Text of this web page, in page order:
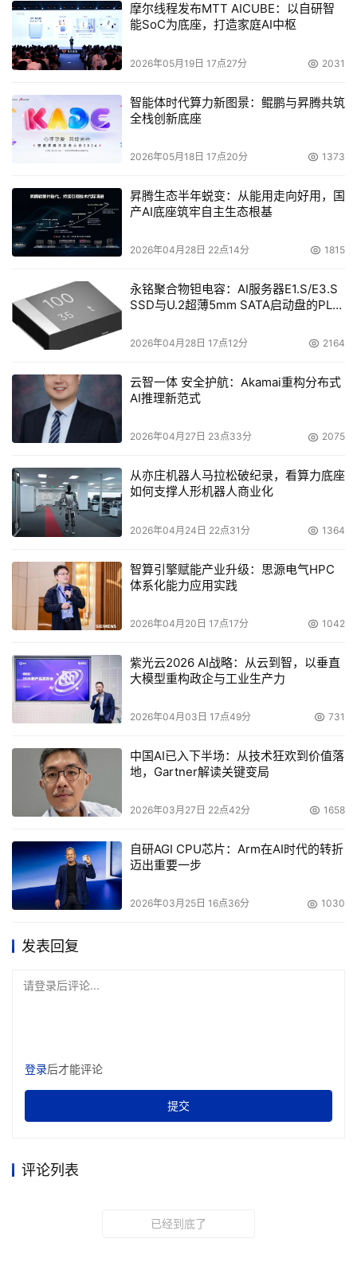
摩尔线程发布MTT AICUBE：以自研智
能SoC为底座，打造家庭AI中枢
2026年05月19日 17点27分 2031
智能体时代算力新图景：鲲鹏与昇腾共筑
全栈创新底座
2026年05月18日 17点20分 1373
昇腾生态半年蜕变：从能用走向好用，国
产AI底座筑牢自主生态根基
2026年04月28日 22点14分 1815
永铭聚合物钽电容：AI服务器E1.S/E3.S
SSD与U.2超薄5mm SATA启动盘的PLP
2026年04月28日 17点12分 2164
云智一体 安全护航：Akamai重构分布式
AI推理新范式
2026年04月27日 23点33分 2075
从亦庄机器人马拉松破纪录，看算力底座
如何支撑人形机器人商业化
2026年04月24日 22点31分 1364
智算引擎赋能产业升级：思源电气HPC
体系化能力应用实践
2026年04月20日 17点17分 1042
紫光云2026 AI战略：从云到智，以垂直
大模型重构政企与工业生产力
2026年04月03日 17点49分 731
中国AI已入下半场：从技术狂欢到价值落
地，Gartner解读关键变局
2026年03月27日 22点42分 1658
自研AGI CPU芯片：Arm在AI时代的转折
迈出重要一步
2026年03月25日 16点36分 1030
发表回复
请登录后评论...
登录后才能评论
提交
评论列表
已经到底了